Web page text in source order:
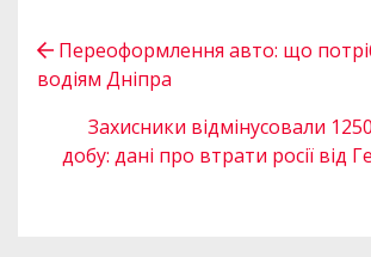
Переоформлення авто: що
водіям Дніпра
Захисники відмінусовали
добу: дані про втрати росії від